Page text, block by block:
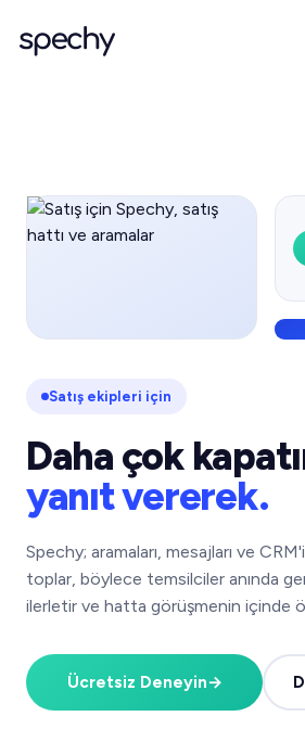
Satış ekipleri için
Daha çok
yanıt vererek.
Spechy; aramaları, mesajları ve
toplar, böylece temsilciler anında
ilerletir ve hatta görüşmenin içinde
Ücretsiz Deneyin→